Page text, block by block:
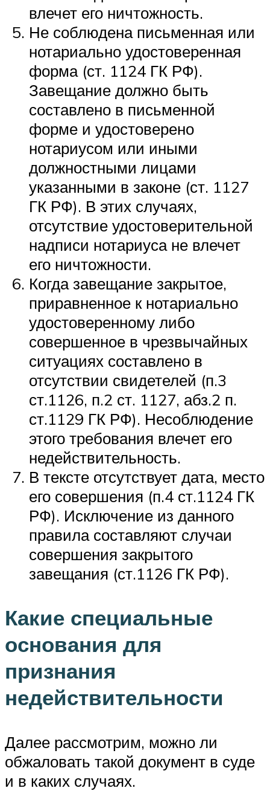
влечет его ничтожность.
Не соблюдена письменная или
нотариально удостоверенная
форма (ст. 1124 ГК РФ).
Завещание должно быть
составлено в письменной
форме и удостоверено
нотариусом или иными
должностными лицами
указанными в законе (ст. 1127
ГК РФ). В этих случаях,
отсутствие удостоверительной
надписи нотариуса не влечет
его ничтожности.
Когда завещание закрытое,
приравненное к нотариально
удостоверенному либо
совершенное в чрезвычайных
ситуациях составлено в
отсутствии свидетелей (п.3
ст.1126, п.2 ст. 1127, абз.2 п.
ст.1129 ГК РФ). Несоблюдение
этого требования влечет его
недействительность.
В тексте отсутствует дата, место
его совершения (п.4 ст.1124 ГК
РФ). Исключение из данного
правила составляют случаи
совершения закрытого
завещания (ст.1126 ГК РФ).
Какие специальные
основания для
признания
недействительности
Далее рассмотрим, можно ли
обжаловать такой документ в суде
и в каких случаях.